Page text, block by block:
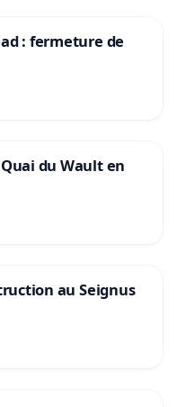
: fermeture de
du Wault en
au Seignus